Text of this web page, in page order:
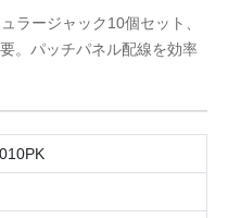
ラージャック10個セット、
。パッチパネル配線を効率